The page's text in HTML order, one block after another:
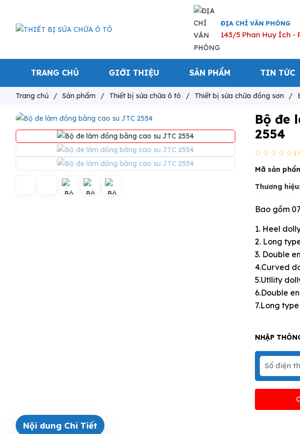
ĐỊA CHỈ VĂN PHÒNG
143/5 Phan Huy Ích -
TRANG CHỦ GIỚI THIỆU SẢN PHẨM TIN TỨC
Trang chủ / Sản phẩm / Thiết bị sửa chữa ô tô / Thiết bị sửa chữa đồng sơn /
Bộ đe
2554
(
Mã sản
Thương
Bao gồm
1. Heel
2. Long
3. Double
4.Curved
5.Utllity
6.Double
7.Long
NHẬP
Nội dung Chi Tiết